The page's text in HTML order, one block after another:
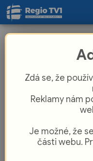
z
Zdá se, že
Reklamy nám
Je možné, že
části webu.